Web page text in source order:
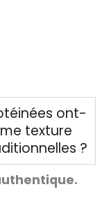
ont-
texture
?